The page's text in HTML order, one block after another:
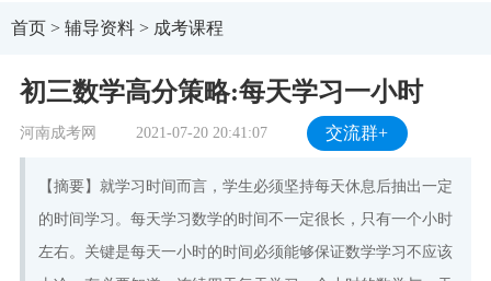
首页> 辅导资料> 成考课程
初三数学高分策略:每天学习一小时
河南成考网 2021-07-20 20:41:07 交流群+
【摘要】就学习时间而言，学生必须坚持每天休息后抽出一定
的时间学习。每天学习数学的时间不一定很长，只有一个小时
左右。关键是每天一小时的时间必须能够保证数学学习不应该